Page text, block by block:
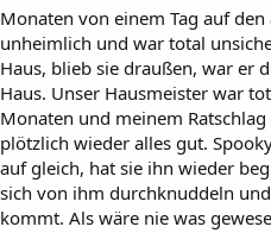
Monaten von einem Tag auf
unheimlich und war total
Haus, blieb sie draußen, war er
Haus. Unser Hausmeister war
Monaten und meinem
plötzlich wieder alles gut.
auf gleich, hat sie ihn wieder
sich von ihm durchknuddeln
kommt. Als wäre nie was